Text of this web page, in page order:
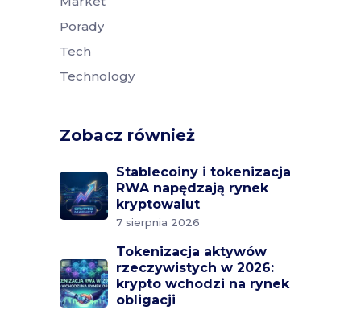
Porady
Tech
Technology
Zobacz również
Stablecoiny i tokenizacja
RWA napędzają rynek
kryptowalut
7 sierpnia 2026
Tokenizacja aktywów
rzeczywistych w 2026:
krypto wchodzi na rynek
obligacji